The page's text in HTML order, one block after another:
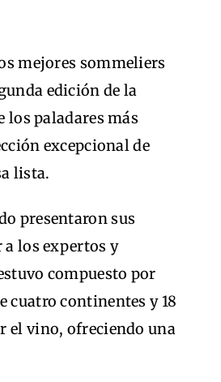
mejores sommeliers
edición de la
los paladares más
excepcional de
lista.
presentaron sus
los expertos y
compuesto por
cuatro continentes y 18
el vino, ofreciendo una